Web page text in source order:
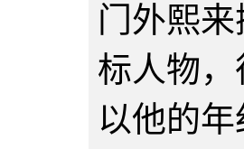
门外熙
标人物
以他的